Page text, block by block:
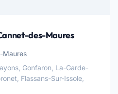
des-Maures
Maures
Gonfaron, La-Garde-
Flassans-Sur-Issole,